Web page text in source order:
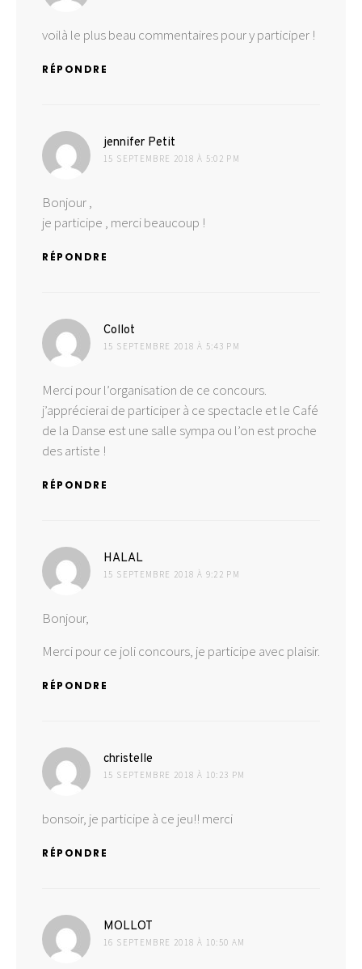
voilà le plus beau commentaires pour y participer !
RÉPONDRE
jennifer Petit
15 SEPTEMBRE 2018 À 5:02 PM
Bonjour ,
je participe , merci beaucoup !
RÉPONDRE
Collot
15 SEPTEMBRE 2018 À 5:43 PM
Merci pour l’organisation de ce concours.
j’apprécierai de participer à ce spectacle et le Café
de la Danse est une salle sympa ou l’on est proche
des artiste !
RÉPONDRE
HALAL
15 SEPTEMBRE 2018 À 9:22 PM
Bonjour,
Merci pour ce joli concours, je participe avec plaisir.
RÉPONDRE
christelle
15 SEPTEMBRE 2018 À 10:23 PM
bonsoir, je participe à ce jeu!! merci
RÉPONDRE
MOLLOT
16 SEPTEMBRE 2018 À 10:50 AM